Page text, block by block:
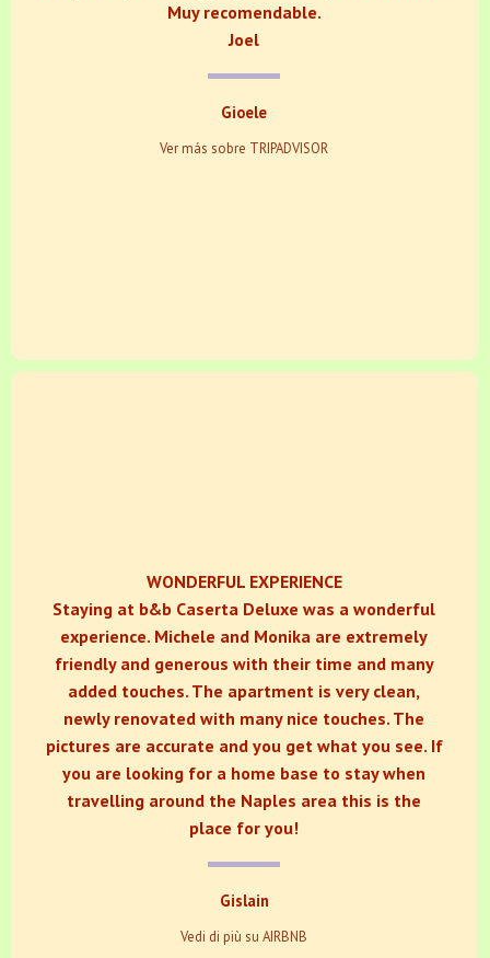
Muy recomendable.
Joel
Gioele
Ver más sobre TRIPADVISOR
WONDERFUL EXPERIENCE
Staying at b&b Caserta Deluxe was a wonderful
experience. Michele and Monika are extremely
friendly and generous with their time and many
added touches. The apartment is very clean,
newly renovated with many nice touches. The
pictures are accurate and you get what you see. If
you are looking for a home base to stay when
travelling around the Naples area this is the
place for you!
Gislain
Vedi di più su AIRBNB